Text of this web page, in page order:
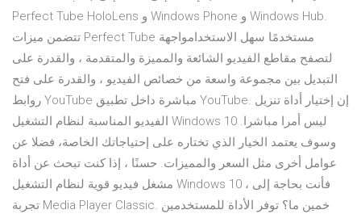
Perfect Tube HoloLens و Windows Phone و Windows Hub.
تتضمن ميزات Perfect Tube مستخدمًا سهل الاستخدامواجهة
لتصفح مقاطع الفيديو الشائعة والمميزة والمتقدمة ، والقدرة على
التبديل بين مجموعة واسعة من خصائص الفيديو ، والقدرة على فتح
روابط YouTube مباشرة داخل تطبيق YouTube. إن إختيار أداة تنزيل
الفيديو المناسبة لنظام التشغيل Windows 10 ليس أمرا مباشرا.
وسوف يعتمد الخيار الذي تختاره على إحتياجاتك الخاصة، فضلا عن
عوامل أخرى مثل السعر والمميزات. حسنًا ، إذا كنت تبحث عن أداة
مشغل فيديو قوية لنظام التشغيل Windows 10 ، فأنت بحاجة إلى
تجربة Media Player Classic. خمين ما؟ توفر الأداة للمستخدمين